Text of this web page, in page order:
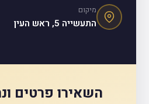
מיקום
התעשייה 5, ראש העין
השאירו פרטים